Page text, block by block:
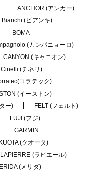
ANCHOR (アンカー)
Bianchi (ビアンキ)
BOMA
(カンパニョーロ)
CANYON (キャニオン)
Cinelli (チネリ)
コラテック)
(イーストン)
ー)
FELT (フェルト)
FUJI (フジ)
GARMIN
(クオータ)
LAPIERRE (ラピエール)
(メリダ)